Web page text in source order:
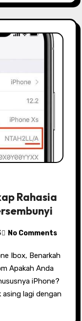
Rahasia
No Comments
Apakah Anda
iPhone?
asing lagi dengan